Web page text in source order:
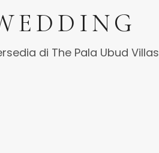
di The Pala Ubud Villas